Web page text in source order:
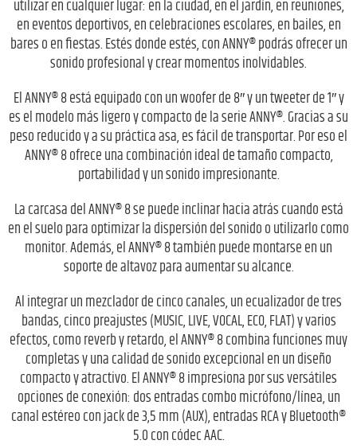
utilizar en cualquier lugar: en la ciudad, en el jardín, en reuniones,
en eventos deportivos, en celebraciones escolares, en bailes, en
bares o en fiestas. Estés donde estés, con ANNY® podrás ofrecer un
sonido profesional y crear momentos inolvidables.
El ANNY® 8 está equipado con un woofer de 8″ y un tweeter de 1″ y
es el modelo más ligero y compacto de la serie ANNY®. Gracias a su
peso reducido y a su práctica asa, es fácil de transportar. Por eso el
ANNY® 8 ofrece una combinación ideal de tamaño compacto,
portabilidad y un sonido impresionante.
La carcasa del ANNY® 8 se puede inclinar hacia atrás cuando está
en el suelo para optimizar la dispersión del sonido o utilizarlo como
monitor. Además, el ANNY® 8 también puede montarse en un
soporte de altavoz para aumentar su alcance.
Al integrar un mezclador de cinco canales, un ecualizador de tres
bandas, cinco preajustes (MUSIC, LIVE, VOCAL, ECO, FLAT) y varios
efectos, como reverb y retardo, el ANNY® 8 combina funciones muy
completas y una calidad de sonido excepcional en un diseño
compacto y atractivo. El ANNY® 8 impresiona por sus versátiles
opciones de conexión: dos entradas combo micrófono/línea, un
canal estéreo con jack de 3,5 mm (AUX), entradas RCA y Bluetooth®
5.0 con códec AAC.